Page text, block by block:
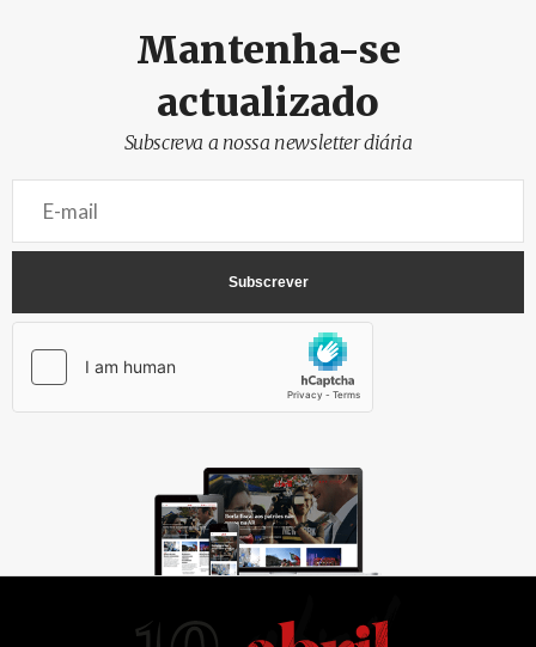
Mantenha-se
actualizado
Subscreva a nossa newsletter diária